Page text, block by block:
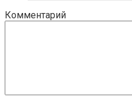
Комментарий